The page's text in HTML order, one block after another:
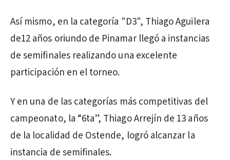
Así mismo, en la categoría "D3", Thiago Aguilera
de12 años oriundo de Pinamar llegó a instancias
de semifinales realizando una excelente
participación en el torneo.
Y en una de las categorías más competitivas del
campeonato, la “6ta”, Thiago Arrejín de 13 años
de la localidad de Ostende, logró alcanzar la
instancia de semifinales.